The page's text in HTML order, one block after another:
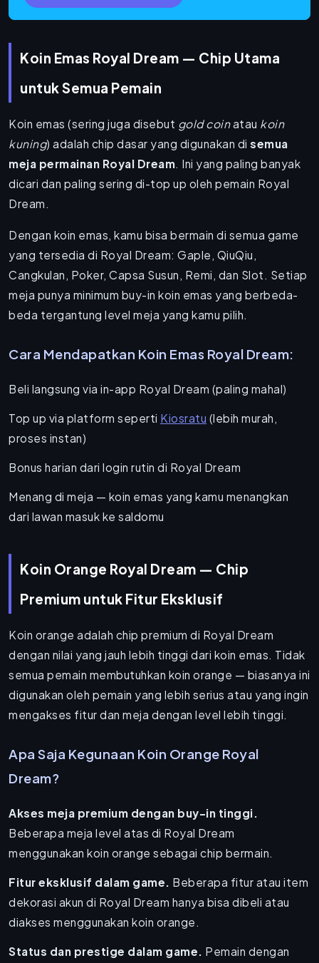
Koin Emas Royal Dream — Chip Utama
untuk Semua Pemain
Koin emas (sering juga disebut gold coinatau koin
kuning) adalah chip dasar yang digunakan di semua
meja permainan Royal Dream. Ini yang paling banyak
dicari dan paling sering di-top up oleh pemain Royal
Dream.
Dengan koin emas, kamu bisa bermain di semua game
yang tersedia di Royal Dream: Gaple, QiuQiu,
Cangkulan, Poker, Capsa Susun, Remi, dan Slot. Setiap
meja punya minimum buy-in koin emas yang berbeda-
beda tergantung level meja yang kamu pilih.
Cara Mendapatkan Koin Emas Royal Dream:
Beli langsung via in-app Royal Dream (paling mahal)
Top up via platform seperti Kiosratu (lebih murah,
proses instan)
Bonus harian dari login rutin di Royal Dream
Menang di meja — koin emas yang kamu menangkan
dari lawan masuk ke saldomu
Koin Orange Royal Dream — Chip
Premium untuk Fitur Eksklusif
Koin orange adalah chip premium di Royal Dream
dengan nilai yang jauh lebih tinggi dari koin emas. Tidak
semua pemain membutuhkan koin orange — biasanya ini
digunakan oleh pemain yang lebih serius atau yang ingin
mengakses fitur dan meja dengan level lebih tinggi.
Apa Saja Kegunaan Koin Orange Royal
Dream?
Akses meja premium dengan buy-in tinggi.
Beberapa meja level atas di Royal Dream
menggunakan koin orange sebagai chip bermain.
Fitur eksklusif dalam game. Beberapa fitur atau item
dekorasi akun di Royal Dream hanya bisa dibeli atau
diakses menggunakan koin orange.
Status dan prestige dalam game. Pemain dengan